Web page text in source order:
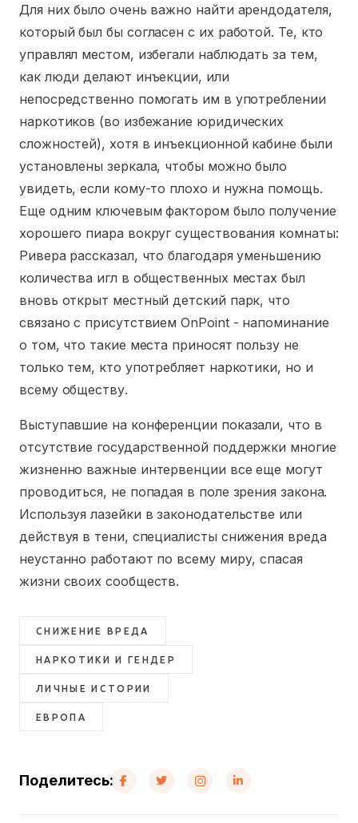
Для них было очень важно найти арендодателя,
который был бы согласен с их работой. Те, кто
управлял местом, избегали наблюдать за тем,
как люди делают инъекции, или
непосредственно помогать им в употреблении
наркотиков (во избежание юридических
сложностей), хотя в инъекционной кабине были
установлены зеркала, чтобы можно было
увидеть, если кому-то плохо и нужна помощь.
Еще одним ключевым фактором было получение
хорошего пиара вокруг существования комнаты:
Ривера рассказал, что благодаря уменьшению
количества игл в общественных местах был
вновь открыт местный детский парк, что
связано с присутствием OnPoint - напоминание
о том, что такие места приносят пользу не
только тем, кто употребляет наркотики, но и
всему обществу.
Выступавшие на конференции показали, что в
отсутствие государственной поддержки многие
жизненно важные интервенции все еще могут
проводиться, не попадая в поле зрения закона.
Используя лазейки в законодательстве или
действуя в тени, специалисты снижения вреда
неустанно работают по всему миру, спасая
жизни своих сообществ.
СНИЖЕНИЕ ВРЕДА
НАРКОТИКИ И ГЕНДЕР
ЛИЧНЫЕ ИСТОРИИ
ЕВРОПА
Поделитесь: